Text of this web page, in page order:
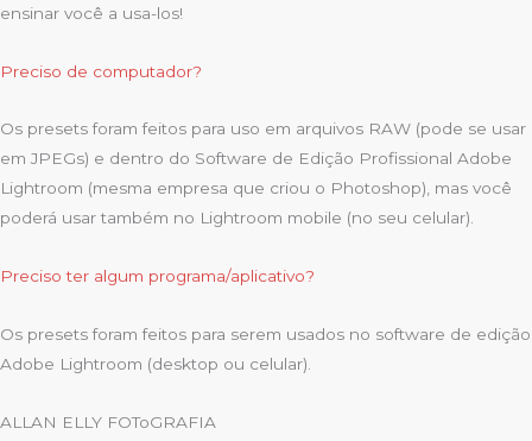
ensinar você a usa-los!
Preciso de computador?
Os presets foram feitos para uso em arquivos RAW (pode se usar
em JPEGs) e dentro do Software de Edição Profissional Adobe
Lightroom (mesma empresa que criou o Photoshop), mas você
poderá usar também no Lightroom mobile (no seu celular).
Preciso ter algum programa/aplicativo?
Os presets foram feitos para serem usados no software de edição
Adobe Lightroom (desktop ou celular).
ALLAN ELLY FOToGRAFIA